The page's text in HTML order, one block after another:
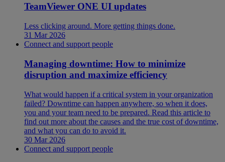
TeamViewer ONE UI updates
Less clicking around. More getting things done.
31 Mar 2026
Connect and support people
Managing downtime: How to minimize
disruption and maximize efficiency
What would happen if a critical system in your organization
failed? Downtime can happen anywhere, so when it does,
you and your team need to be prepared. Read this article to
find out more about the causes and the true cost of downtime,
and what you can do to avoid it.
30 Mar 2026
Connect and support people